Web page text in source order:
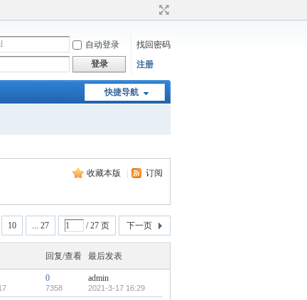
自动登录
找回密码
登录 注册
快捷导航
收藏本版 订阅
10 ... 27 / 27 页 下一页
回复/查看 最后发表
0
7358
admin
2021-3-17 16:29